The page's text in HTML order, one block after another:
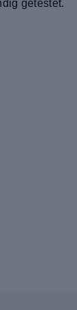
getestet.